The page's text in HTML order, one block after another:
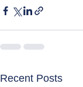
Recent Posts